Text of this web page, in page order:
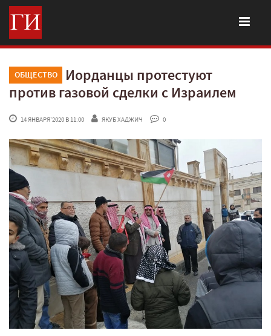
ОБЩЕСТВО
Иорданцы протестуют
против газовой сделки с Израилем
14 ЯНВАРЯ'2020 В 11:00 ЯКУБ ХАДЖИЧ 0